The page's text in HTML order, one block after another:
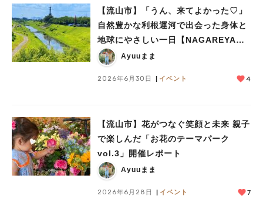
【流山市】「うん、来てよかった♡」
自然豊かな利根運河で出会った身体と
地球にやさしい一日【NAGAREYAMA
Earthing Market®︎】レポート
Ayuuまま
2026年6月30日 イベント 4
【流山市】花がつなぐ笑顔と未来 親子
で楽しんだ「お花のテーマパーク
vol.3」開催レポート
Ayuuまま
2026年6月28日 イベント 7